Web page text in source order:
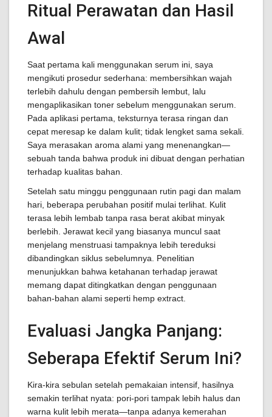
Ritual Perawatan dan Hasil
Awal
Saat pertama kali menggunakan serum ini, saya
mengikuti prosedur sederhana: membersihkan wajah
terlebih dahulu dengan pembersih lembut, lalu
mengaplikasikan toner sebelum menggunakan serum.
Pada aplikasi pertama, teksturnya terasa ringan dan
cepat meresap ke dalam kulit; tidak lengket sama sekali.
Saya merasakan aroma alami yang menenangkan—
sebuah tanda bahwa produk ini dibuat dengan perhatian
terhadap kualitas bahan.
Setelah satu minggu penggunaan rutin pagi dan malam
hari, beberapa perubahan positif mulai terlihat. Kulit
terasa lebih lembab tanpa rasa berat akibat minyak
berlebih. Jerawat kecil yang biasanya muncul saat
menjelang menstruasi tampaknya lebih tereduksi
dibandingkan siklus sebelumnya. Penelitian
menunjukkan bahwa ketahanan terhadap jerawat
memang dapat ditingkatkan dengan penggunaan
bahan-bahan alami seperti hemp extract.
Evaluasi Jangka Panjang:
Seberapa Efektif Serum Ini?
Kira-kira sebulan setelah pemakaian intensif, hasilnya
semakin terlihat nyata: pori-pori tampak lebih halus dan
warna kulit lebih merata—tanpa adanya kemerahan